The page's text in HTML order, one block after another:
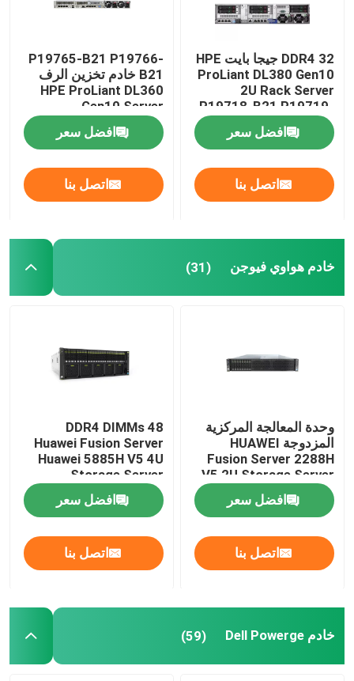
القرص الصلب HDD
القرص الصلب الداخلي SSD
بطاقة رسومات Geforce
معالج INTEL CPU
خادم تخزين مجدد
تبديل قناة الألياف
DDR4 32 جيجا بايت HPE
ProLiant DL380 Gen10
2U Rack Server
P19718-B21 P19719-
B21
افضل سعر
اتصل بنا
P19765-B21 P19766-
B21 خادم تخزين الرف
HPE ProLiant DL360
Gen10 Server
افضل سعر
اتصل بنا
خادم هواوي فيوجن (31)
وحدة المعالجة المركزية
المزدوجة HUAWEI
Fusion Server 2288H
V5 2U Storage Server
Virtualization Host
افضل سعر
اتصل بنا
48 DDR4 DIMMs
Huawei Fusion Server
Huawei 5885H V5 4U
Storage Server
افضل سعر
اتصل بنا
خادم Dell Powerge (59)